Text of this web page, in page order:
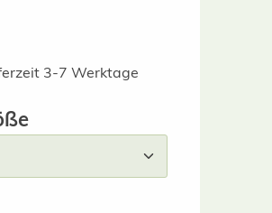
3-7 Werktage
auswählen
gewünschten Wert ein